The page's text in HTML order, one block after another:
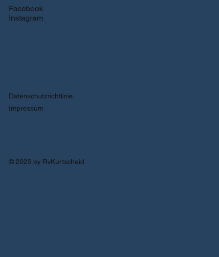
Facebook
Instagram
© 2025 by RvKurtscheid
Datenschutzrichtlinie
Impressum